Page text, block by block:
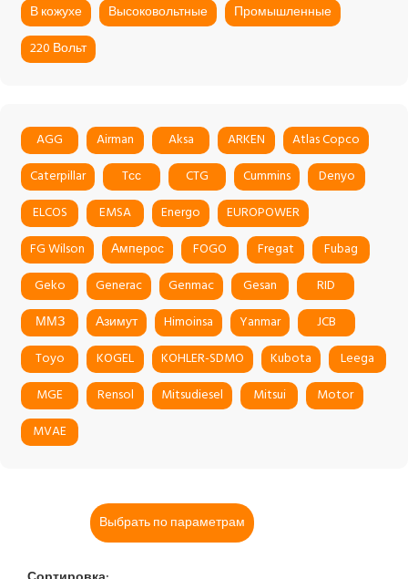
В кожухе
Высоковольтные
Промышленные
220 Вольт
AGG Airman Aksa ARKEN
Atlas Copco
Caterpillar
Tсс CTG Cummins
Denyo
ELCOS
EMSA Energo
EUROPOWER
FG Wilson
Амперос FOGO Fregat
Fubag
Geko
Generac Genmac Gesan
RID
ММЗ
Азимут Himoinsa Yanmar
JCB
Toyo
KOGEL KOHLER-SDMO Kubota
Leega
MGE
Rensol Mitsudiesel Mitsui
Motor
MVAE
Выбрать по параметрам